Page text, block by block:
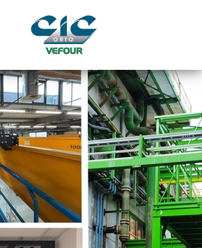
Générales de Vente et
d'Achat (PDF)
D'APPLICATION
Générales d'Achat (ci-